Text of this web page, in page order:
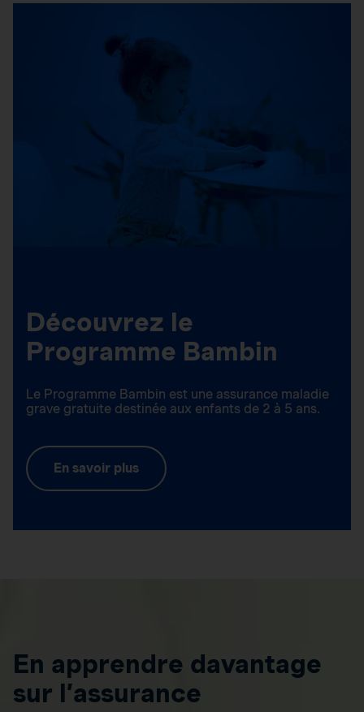
Découvrez le
Programme Bambin
Le Programme Bambin est une assurance maladie
grave gratuite destinée aux enfants de 2 à 5 ans.
En savoir plus
En apprendre davantage
sur l’assurance